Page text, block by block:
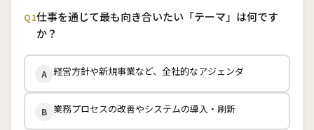
Q1仕事を通じて最も向き合いたい「テーマ」は何です
か？
A 経営方針や新規事業など、全社的なアジェンダ
B 業務プロセスの改善やシステムの導入・刷新